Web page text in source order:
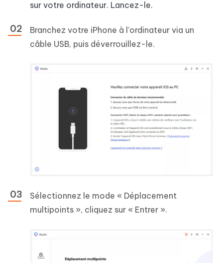
sur votre ordinateur. Lancez-le.
Branchez votre iPhone à l’ordinateur via un
câble USB, puis déverrouillez-le.
Sélectionnez le mode « Déplacement
multipoints », cliquez sur « Entrer ».